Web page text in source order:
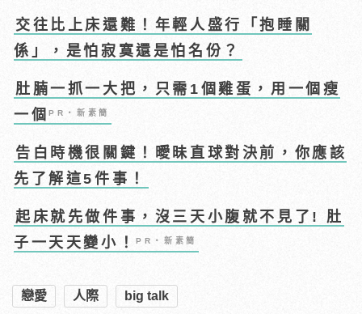
交往比上床還難！年輕人盛行「抱睡關
係」，是怕寂寞還是怕名份？
肚腩一抓一大把，只需1個雞蛋，用一個瘦
一個PR・新素簡
告白時機很關鍵！曖昧直球對決前，你應該
先了解這5件事！
起床就先做件事，沒三天小腹就不見了! 肚
子一天天變小！PR・新素簡
戀愛 人際 big talk